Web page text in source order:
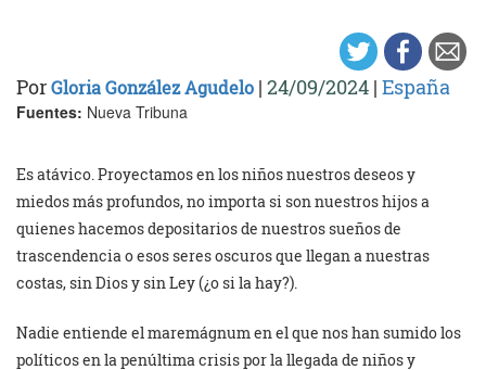
PorGloria González Agudelo | 24/09/2024 | España
Fuentes: Nueva Tribuna
Es atávico. Proyectamos en los niños nuestros deseos y
miedos más profundos, no importa si son nuestros hijos a
quienes hacemos depositarios de nuestros sueños de
trascendencia o esos seres oscuros que llegan a nuestras
costas, sin Dios y sin Ley (¿o si la hay?).
Nadie entiende el maremágnum en el que nos han sumido los
políticos en la penúltima crisis por la llegada de niños y